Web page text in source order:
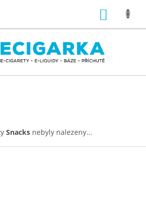
Snacks nebyly nalezeny...